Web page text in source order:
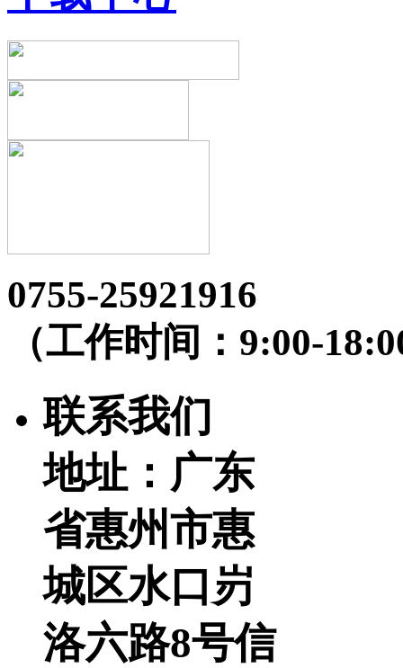
0755-25921916
（工作时间：9:00-
联系我们
地址：广东
省惠州市惠
城区水口岃
洛六路8号信